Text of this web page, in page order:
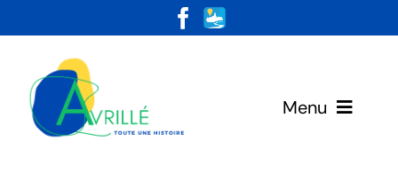
to
Menu